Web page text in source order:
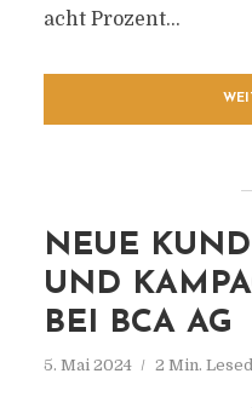
acht Prozent...
NEUE
UND
BEI BCA AG
5. Mai 2024 2 Min.